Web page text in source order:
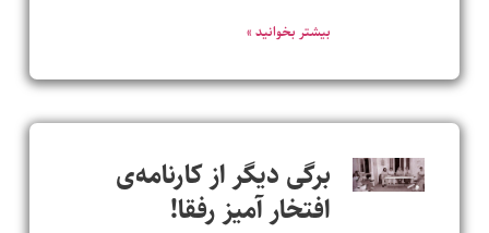
بیشتر بخوانید »
برگی دیگر از کارنامه‌ی
افتخار آمیز رفقا!